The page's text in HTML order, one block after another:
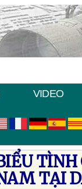
VIDEO
TÌNH
TẠI